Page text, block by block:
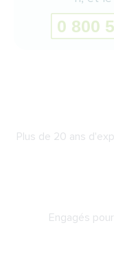
Plus de 20 ans
Engagés